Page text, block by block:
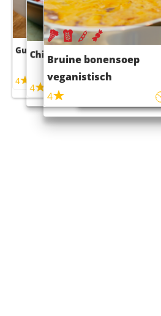
Guacamole
4
Chili con carne
4 45m
Bruine bonensoep
veganistisch
4
Sushi rijstsalade
maaltijdsalade
4